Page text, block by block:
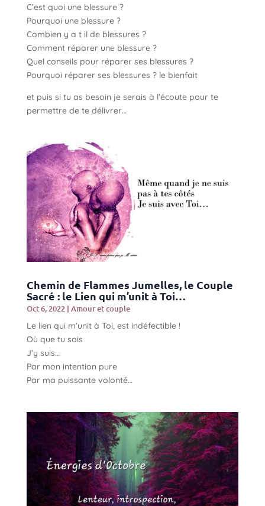
C’est quoi une blessure ?
Pourquoi une blessure ?
Combien y a t il de blessures ?
Comment réparer une blessure ?
Quel conseils pour réparer ses blessures ?
Pourquoi réparer ses blessures ? le bienfait
et puis si tu as besoin je serais à l’écoute pour te
permettre de te délivrer…
Chemin de Flammes Jumelles, le Couple
Sacré : le Lien qui m’unit à Toi…
Oct 6, 2022| Amour et couple
Le lien qui m’unit à Toi, est indéfectible !
Où que tu sois
J’y suis…
Par mon intention pure
Par ma puissante volonté…